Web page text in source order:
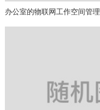
办公室的物联网工作空间管理